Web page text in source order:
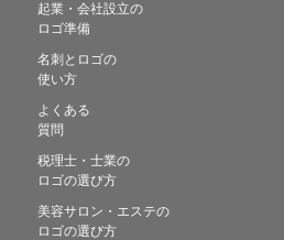
起業・会社設立の
ロゴ準備
名刺とロゴの
使い方
よくある
質問
税理士・士業の
ロゴの選び方
美容サロン・エステの
ロゴの選び方